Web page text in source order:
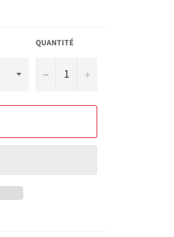
QUANTITÉ
− +